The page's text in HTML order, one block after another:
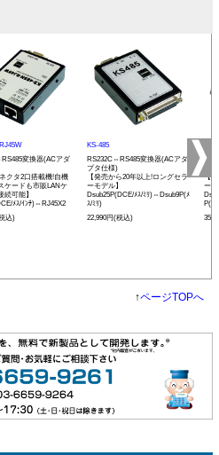
変換器(ACアダ
ネクタ2口搭載機!自機
ケードも市販LANケ
続可能】
ﾒｽ/ｲﾝﾁ)⇔RJ45X2
込)
KS-485
RS232C⇔RS485変換器(ACアダ
プタ仕様)
【発売から20年以上!ロングセラ
ーモデル】
Dsub25P(DCE/ﾒｽ/ﾐﾘ)⇔Dsub9P(ﾒ
ｽ/ﾐﾘ)
22,990円(税込)
【
ー
P(
↑ページTOPへ